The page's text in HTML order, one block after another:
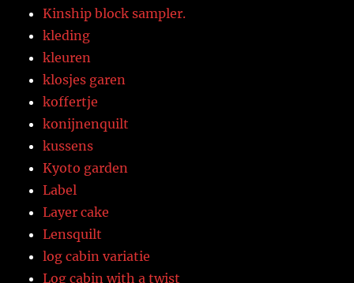
Kinship block sampler.
kleding
kleuren
klosjes garen
koffertje
konijnenquilt
kussens
Kyoto garden
Label
Layer cake
Lensquilt
log cabin variatie
Log cabin with a twist